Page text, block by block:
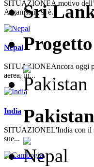
SITUAZIONEA motivo
Afganistan, si è...
Nepal
SITUAZIONEAncora oggi
aerea, in...
India
SITUAZIONEL'India con il
sue...
Sri
Pakistan